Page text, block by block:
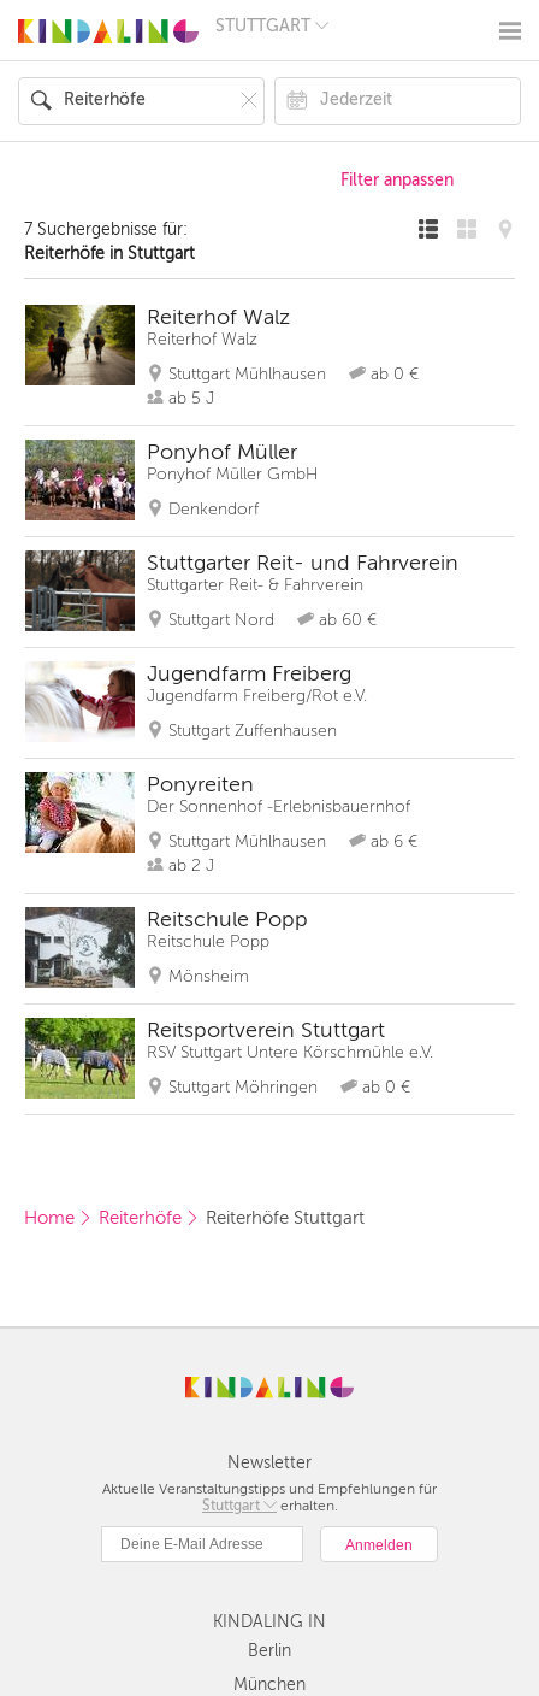
STUTTGART
MÜNCHEN
HAMBURG
FRANKFURT
KÖLN
DRESDEN
NÜRNBERG
WIEN
ANDERE
REGIONEN
7 Suchergebnisse für:
Reiterhöfe in Stuttgart
Reiterhof Walz
Reiterhof Walz
Stuttgart Mühlhausen
ab 0 €
ab 5 J
Ponyhof Müller
Ponyhof Müller GmbH
Denkendorf
Stuttgarter Reit- und Fahrverein
Stuttgarter Reit- & Fahrverein
Stuttgart Nord
ab 60 €
Jugendfarm Freiberg
Jugendfarm Freiberg/Rot e.V.
Stuttgart Zuffenhausen
Ponyreiten
Der Sonnenhof -Erlebnisbauernhof
Stuttgart Mühlhausen
ab 6 €
ab 2 J
Reitschule Popp
Reitschule Popp
Mönsheim
Reitsportverein Stuttgart
RSV Stuttgart Untere Körschmühle e.V.
Stuttgart Möhringen
ab 0 €
Home Reiterhöfe Reiterhöfe Stuttgart
Newsletter
Aktuelle Veranstaltungstipps und Empfehlungen für
Stuttgart
Berlin
München
Hamburg
Köln
Stuttgart
erhalten.
KINDALING IN
Berlin
München